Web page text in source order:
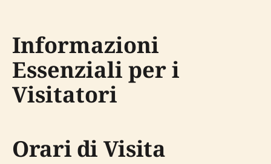
Informazioni
Essenziali per i
Visitatori
Orari di Visita